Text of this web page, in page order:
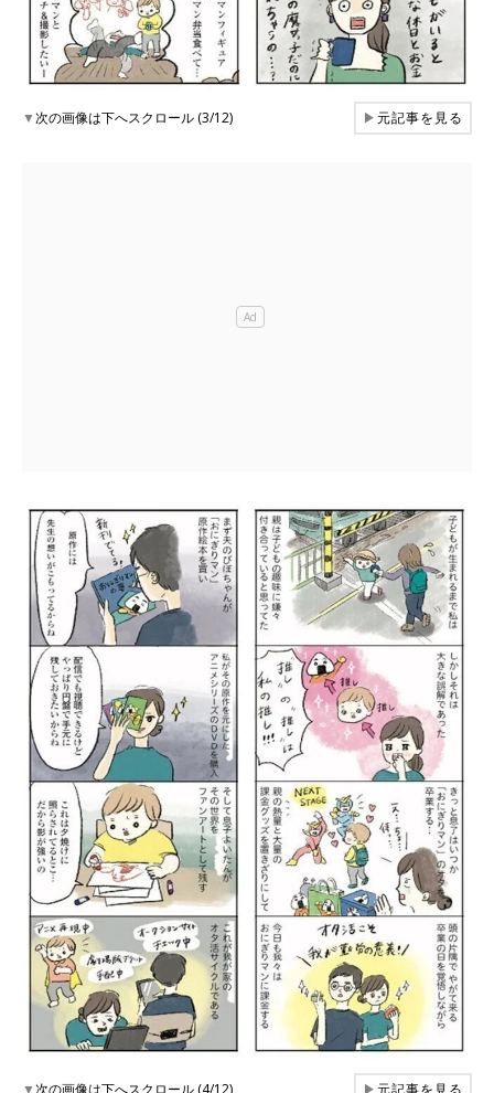
▼次の画像は下へスクロール (3/12) ▶元記事を見る
▼次の画像は下へスクロール (4/12) ▶元記事を見る